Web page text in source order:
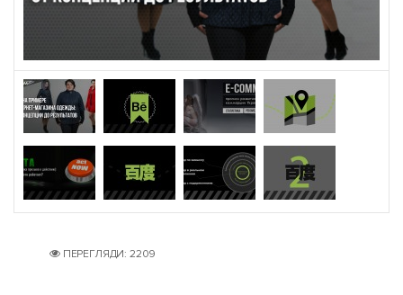
ПЕРЕГЛЯДИ: 2209